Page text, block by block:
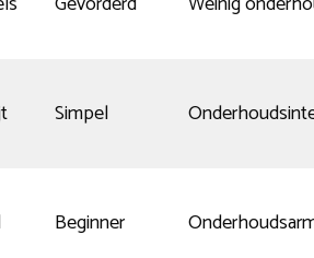
Simpel
Beginner